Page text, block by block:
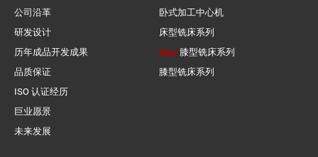
公司沿革
研发设计
历年成品开发成果
品质保证
ISO 认证经历
巨业愿景
未来发展
卧式加工中心机
床型铣床系列
New 膝型铣床系列
膝型铣床系列